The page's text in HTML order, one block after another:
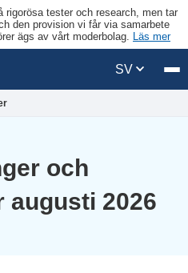
rigorösa tester och research, men tar
den provision vi får via samarbete
ägs av vårt moderbolag. Läs mer
SV
och
augusti 2026